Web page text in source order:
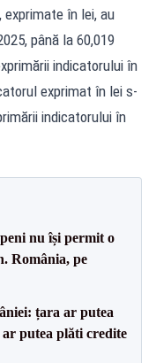
în lei, au
până la 60,019
indicatorului în
exprimat în lei s-
indicatorului în
nu își permit o
România, pe
țara ar putea
putea plăti credite